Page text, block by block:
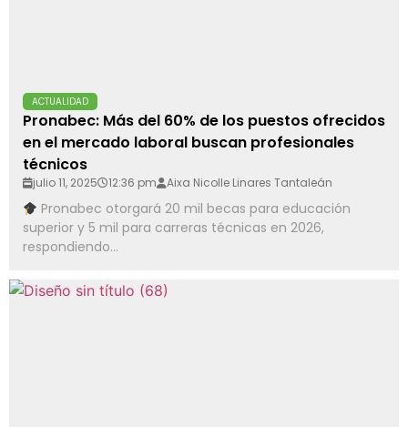
ACTUALIDAD
Pronabec: Más del 60% de los puestos ofrecidos
en el mercado laboral buscan profesionales
técnicos
julio 11, 2025 12:36 pm Aixa Nicolle Linares Tantaleán
Pronabec otorgará 20 mil becas para educación
superior y 5 mil para carreras técnicas en 2026,
respondiendo...